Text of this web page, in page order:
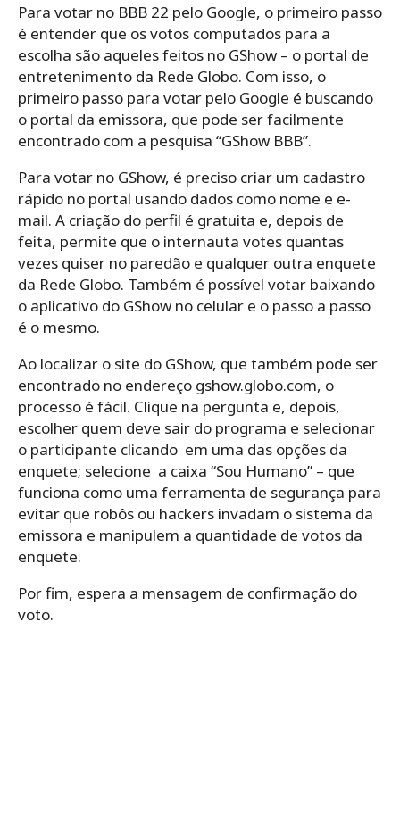
Para votar no BBB 22 pelo Google, o primeiro passo
é entender que os votos computados para a
escolha são aqueles feitos no GShow – o portal de
entretenimento da Rede Globo. Com isso, o
primeiro passo para votar pelo Google é buscando
o portal da emissora, que pode ser facilmente
encontrado com a pesquisa “GShow BBB”.
Para votar no GShow, é preciso criar um cadastro
rápido no portal usando dados como nome e e-
mail. A criação do perfil é gratuita e, depois de
feita, permite que o internauta votes quantas
vezes quiser no paredão e qualquer outra enquete
da Rede Globo. Também é possível votar baixando
o aplicativo do GShow no celular e o passo a passo
é o mesmo.
Ao localizar o site do GShow, que também pode ser
encontrado no endereço gshow.globo.com, o
processo é fácil. Clique na pergunta e, depois,
escolher quem deve sair do programa e selecionar
o participante clicando em uma das opções da
enquete; selecione a caixa “Sou Humano” – que
funciona como uma ferramenta de segurança para
evitar que robôs ou hackers invadam o sistema da
emissora e manipulem a quantidade de votos da
enquete.
Por fim, espera a mensagem de confirmação do
voto.